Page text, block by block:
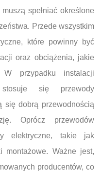
spełniać określone
Przede wszystkim
które powinny być
oraz obciążenia, jakie
przypadku instalacji
stosuje się przewody
się dobrą przewodnością
Oprócz przewodów
elektryczne, takie jak
montażowe. Ważne jest,
producentów, co